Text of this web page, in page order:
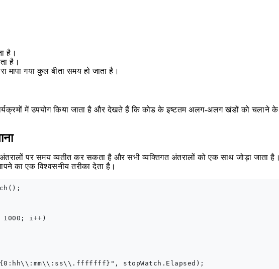
है।
है।
मापा गया कुल बीता समय हो जाता है।
में उपयोग किया जाता है और देखते हैं कि कोड के इष्टतम अलग-अलग खंडों को चलाने के
पर समय व्यतीत कर सकता है और सभी व्यक्तिगत अंतरालों को एक साथ जोड़ा जाता है।
का एक विश्वसनीय तरीका देता है।
i++)